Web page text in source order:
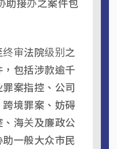
审法院级别之
包括涉款逾千
案指控、公司
境罪案、妨碍
海关及廉政公
一般大众市民